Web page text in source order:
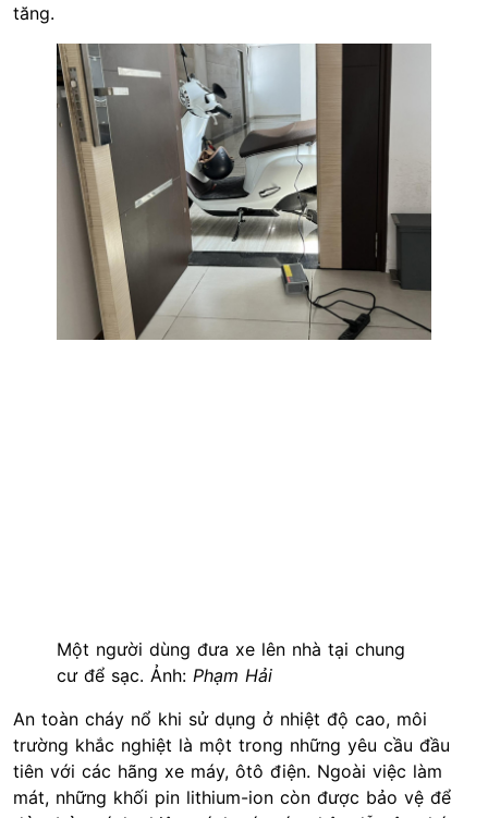
tăng.
Một người dùng đưa xe lên nhà tại chung
cư để sạc. Ảnh: Phạm Hải
An toàn cháy nổ khi sử dụng ở nhiệt độ cao, môi
trường khắc nghiệt là một trong những yêu cầu đầu
tiên với các hãng xe máy, ôtô điện. Ngoài việc làm
mát, những khối pin lithium-ion còn được bảo vệ để